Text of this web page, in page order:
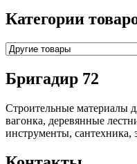
Категории
Бригадир 72
Строительные материалы
вагонка, деревянные
инструменты, сантехника,